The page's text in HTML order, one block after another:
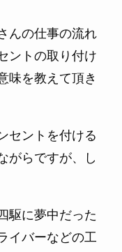
んの仕事の流れ
ントの取り付け
味を教えて頂き
セントを付ける
がらですが、し
駆に夢中だった
イバーなどの工